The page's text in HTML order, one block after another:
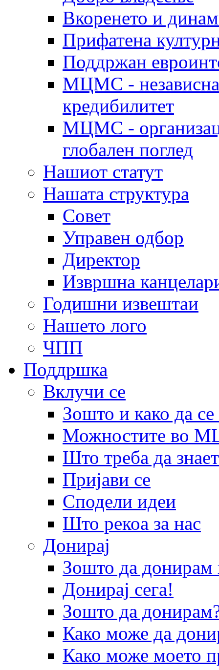
Вкоренето и
Прифатена
Поддржан
МЦМС - независна
кредибилитет
МЦМС -
глобален поглед
Нашиот статут
Нашата структура
Совет
Управен одбор
Директор
Извршна
Годишни извештаи
Нашето лого
ЧПП
Поддршка
Вклучи се
Зошто и како да
Можностите во
Што треба да
Пријави се
Сподели идеи
Што рекоа за нас
Донирај
Зошто да
Донирај сега!
Зошто да
Како може да
Како може моето